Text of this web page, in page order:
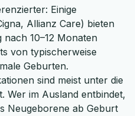
Einige
Allianz Care) bieten
10–12 Monaten
von typischerweise
Geburten.
sind meist unter die
Wer im Ausland entbindet,
Neugeborene ab Geburt